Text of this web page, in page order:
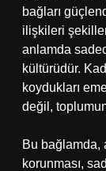
bağları
ilişkileri
anlamda
kültürüdür.
koydukları
değil,
Bu bağlamda,
korunması,